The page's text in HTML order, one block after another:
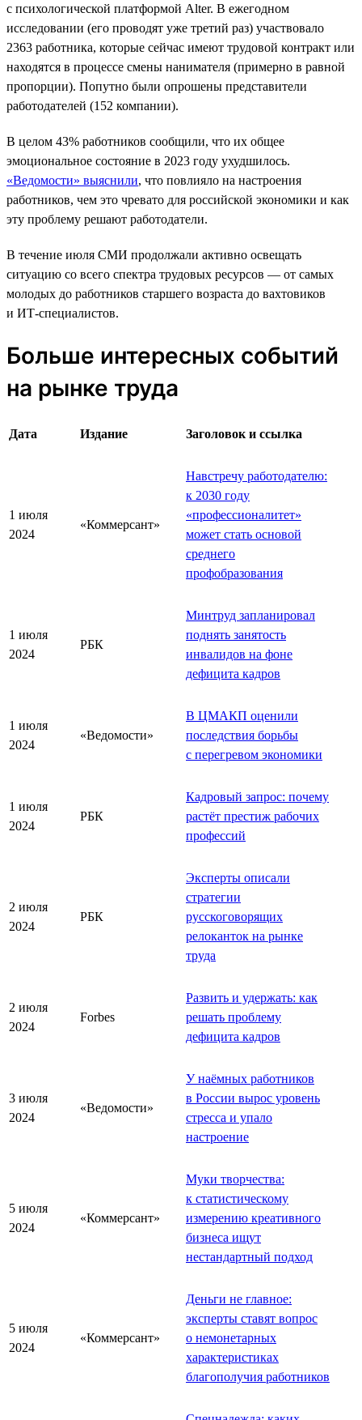
с психологической платформой Alter. В ежегодном
исследовании (его проводят уже третий раз) участвовало
2363 работника, которые сейчас имеют трудовой контракт или
находятся в процессе смены нанимателя (примерно в равной
пропорции). Попутно были опрошены представители
работодателей (152 компании).
В целом 43% работников сообщили, что их общее
эмоциональное состояние в 2023 году ухудшилось.
«Ведомости» выяснили, что повлияло на настроения
работников, чем это чревато для российской экономики и как
эту проблему решают работодатели.
В течение июля СМИ продолжали активно освещать
ситуацию со всего спектра трудовых ресурсов — от самых
молодых до работников старшего возраста до вахтовиков
и ИТ-специалистов.
Больше интересных событий
на рынке труда
Дата Издание Заголовок и ссылка
1 июля
2024
«Коммерсант»
Навстречу работодателю:
к 2030 году
«профессионалитет»
может стать основой
среднего
профобразования
1 июля
2024
РБК
Минтруд запланировал
поднять занятость
инвалидов на фоне
дефицита кадров
1 июля
2024
«Ведомости»
В ЦМАКП оценили
последствия борьбы
с перегревом экономики
1 июля
2024
РБК
Кадровый запрос: почему
растёт престиж рабочих
профессий
2 июля
2024
РБК
Эксперты описали
стратегии
русскоговорящих
релоканток на рынке
труда
2 июля
2024
Forbes
Развить и удержать: как
решать проблему
дефицита кадров
3 июля
2024
«Ведомости»
У наёмных работников
в России вырос уровень
стресса и упало
настроение
5 июля
2024
«Коммерсант»
Муки творчества:
к статистическому
измерению креативного
бизнеса ищут
нестандартный подход
5 июля
2024
«Коммерсант»
Деньги не главное:
эксперты ставят вопрос
о немонетарных
характеристиках
благополучия работников